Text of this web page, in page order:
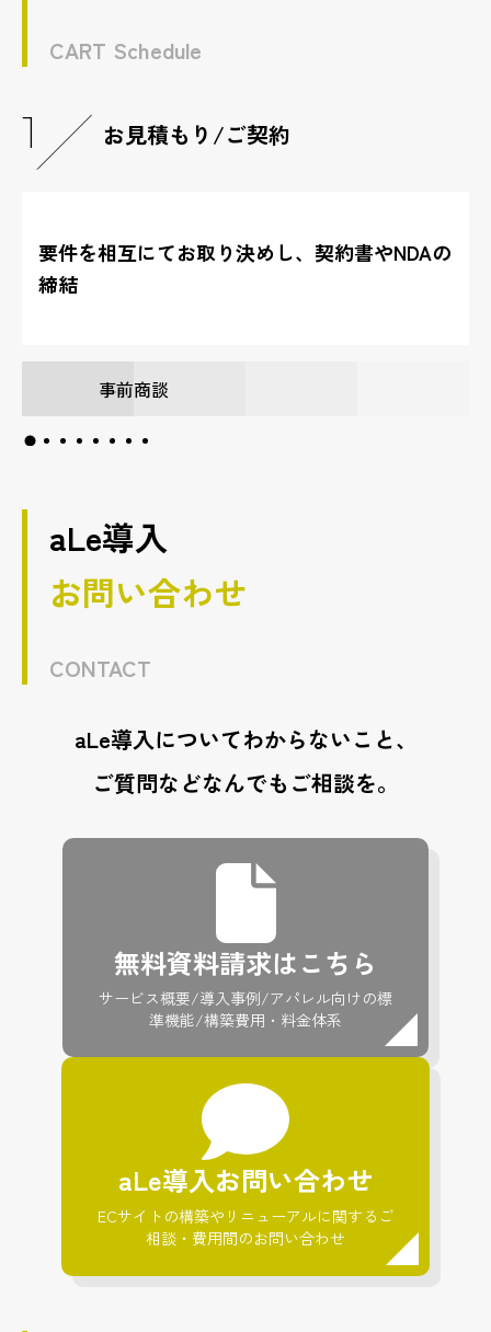
CART Schedule
1 お見積もり/ご契約
要件を相互にてお取り決めし、契約書やNDAの
締結
事前商談
aLe導入
お問い合わせ
CONTACT
aLe導入についてわからないこと、
ご質問などなんでもご相談を。
無料資料請求はこちら
サービス概要/導入事例/アパレル向けの標
準機能/構築費用・料金体系
aLe導入お問い合わせ
ECサイトの構築やリニューアルに関するご
相談・費用間のお問い合わせ